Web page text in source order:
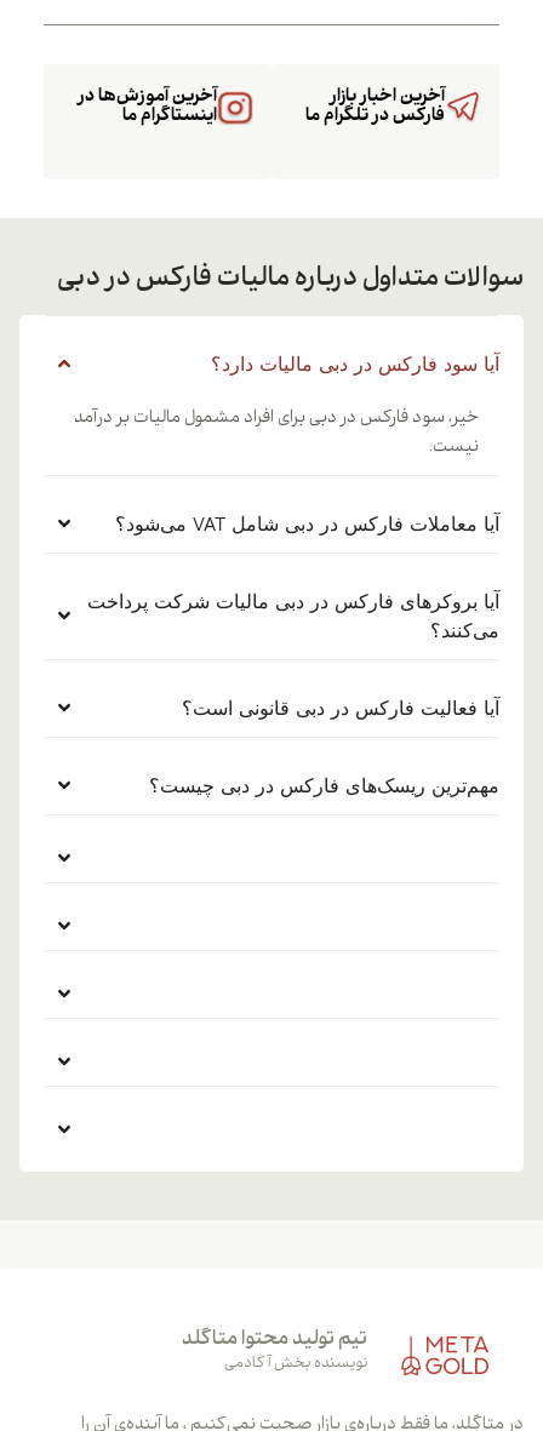
آخرین آموزش‌ها در
اینستاگرام ما
آخرین اخبار بازار
فارکس در تلگرام ما
سوالات متداول درباره مالیات فارکس در دبی
آیا سود فارکس در دبی مالیات دارد؟
خیر، سود فارکس در دبی برای افراد مشمول مالیات بر درآمد
نیست.
آیا معاملات فارکس در دبی شامل VAT می‌شود؟
آیا بروکرهای فارکس در دبی مالیات شرکت پرداخت
می‌کنند؟
آیا فعالیت فارکس در دبی قانونی است؟
مهم‌ترین ریسک‌های فارکس در دبی چیست؟
تیم تولید محتوا متاگلد
نویسنده بخش آکادمی